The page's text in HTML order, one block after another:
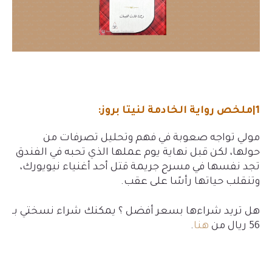
1|ملخص رواية الخادمة لنيتا بروز:
مولي تواجه صعوبة في فهم وتحليل تصرفات من
حولها، لكن قبل نهاية يوم عملها الذي تحبه في الفندق
تجد نفسها في مسرح جريمة قتل أحد أغنياء نيويورك،
وتنقلب حياتها رأسًا على عقب.
هل تريد شراءها بسعر أفضل ؟ يمكنك شراء نسختي بـ
56 ريال من هنا.